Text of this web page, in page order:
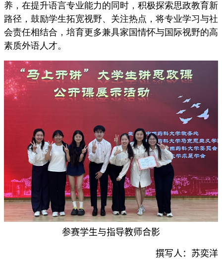
养，在提升语言专业能力的同时，积极探索思政教育新
路径，鼓励学生拓宽视野、关注热点，将专业学习与社
会责任相结合，培育更多兼具家国情怀与国际视野的高
素质外语人才。
参赛学生与指导教师合影
撰写人：苏奕洋